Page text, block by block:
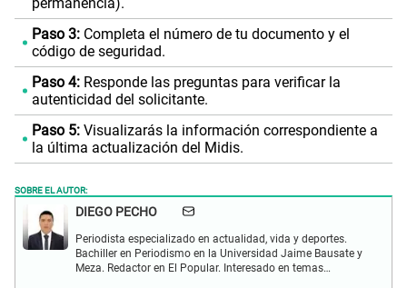
Paso 3: Completa el número de tu documento y el
código de seguridad.
Paso 4:Responde las preguntas para verificar la
autenticidad del solicitante.
Paso 5: Visualizarás la información correspondiente a
la última actualización del Midis.
SOBRE EL AUTOR:
DIEGO PECHO
Periodista especializado en actualidad, vida y deportes.
Bachiller en Periodismo en la Universidad Jaime Bausate y
Meza. Redactor en El Popular. Interesado en temas